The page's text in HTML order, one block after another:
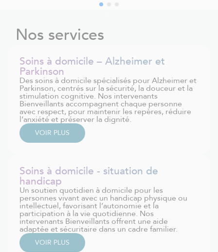
Nos services
Soins à domicile – Alzheimer et
Parkinson
Des soins à domicile spécialisés pour Alzheimer et
Parkinson, centrés sur la sécurité, la douceur et la
stimulation cognitive. Nos intervenants
Bienveillants accompagnent chaque personne
avec respect, pour maintenir les repères, réduire
l’anxiété et préserver la dignité.
VOIR PLUS
Soins à domicile - situation de
handicap
Un soutien quotidien à domicile pour les
personnes vivant avec un handicap physique ou
intellectuel, favorisant l’autonomie et la
participation à la vie quotidienne. Nos
intervenants Bienveillants offrent une aide
adaptée et sécuritaire dans un cadre familier.
VOIR PLUS